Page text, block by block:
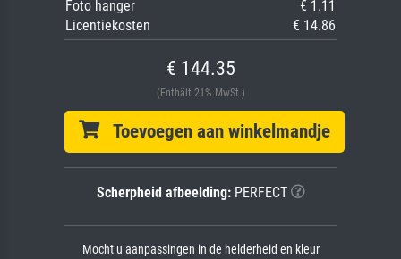
Foto hanger
€ 1.11
Licentiekosten
€ 14.86
€ 144.35
(Enthält 21% MwSt.)
Toevoegen aan winkelmandje
Scherpheid afbeelding:PERFECT
Mocht u aanpassingen in de helderheid en kleur